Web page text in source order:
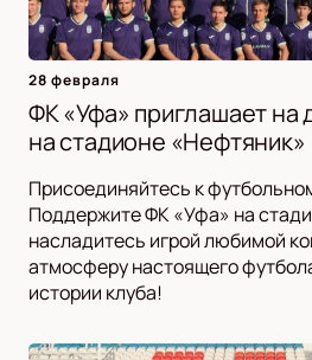
28 февраля
ФК «Уфа» приглашает на
на стадионе «Нефтяник»
Присоединяйтесь к
Поддержите ФК «Уфа» на
насладитесь игрой любимой
атмосферу настоящего
истории клуба!